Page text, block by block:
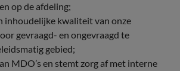
op de afdeling;
inhoudelijke kwaliteit van onze
gevraagd- en ongevraagd te
gebied;
MDO’s en stemt zorg af met interne